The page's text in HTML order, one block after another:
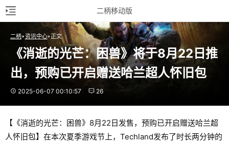
二柄移动版
二柄 资讯中心 正文
《消逝的光芒：困兽》将于8月22日推
出，预购已开启赠送哈兰超人怀旧包
2025-06-07 00:10:57 26
【《消逝的光芒：困兽》8月22日发售，预购已开启赠送哈兰超
人怀旧包】在本次夏季游戏节上，Techland发布了时长两分钟的